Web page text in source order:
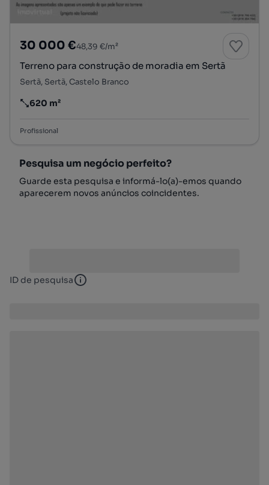
30 000 €48,39 €/m²
Terreno para construção de moradia em Sertã
Sertã, Sertã, Castelo Branco
Preço por metro quadrado
620 m²
Profissional
Pesquisa um negócio perfeito?
Guarde esta pesquisa e informá-lo(a)-emos quando
aparecerem novos anúncios coincidentes.
ID de pesquisa ID de pesquisa